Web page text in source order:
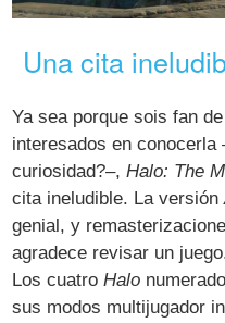
Una cita
Ya sea porque sois fan
interesados en
curiosidad?–,Halo: The
cita ineludible. La versión
genial, y
agradece revisar un
Los cuatroHalo
sus modos multijugador